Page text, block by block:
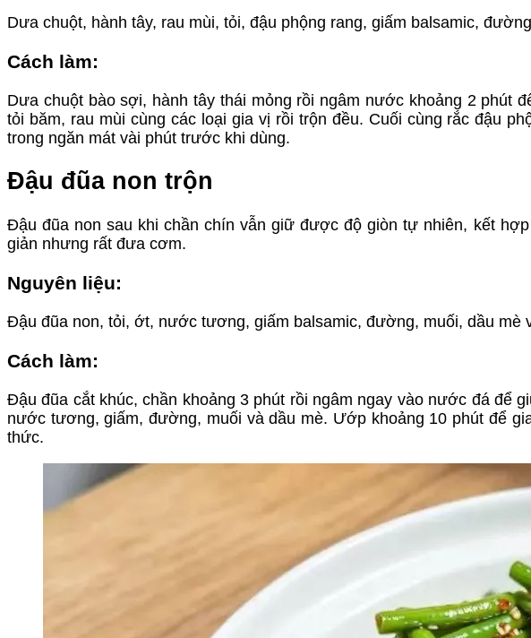
Dưa chuột, hành tây, rau mùi, tỏi, đậu phộng rang, giấm balsamic,
Cách làm:
Dưa chuột bào sợi, hành tây thái mỏng rồi ngâm nước khoảng 2 phút
tỏi băm, rau mùi cùng các loại gia vị rồi trộn đều. Cuối cùng rắc đậu
trong ngăn mát vài phút trước khi dùng.
Đậu đũa non trộn
Đậu đũa non sau khi chần chín vẫn giữ được độ giòn tự nhiên, kết
giản nhưng rất đưa cơm.
Nguyên liệu:
Đậu đũa non, tỏi, ớt, nước tương, giấm balsamic, đường, muối, dầu mè
Cách làm:
Đậu đũa cắt khúc, chần khoảng 3 phút rồi ngâm ngay vào nước đá để
nước tương, giấm, đường, muối và dầu mè. Ướp khoảng 10 phút để
thức.